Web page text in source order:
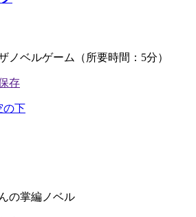
ノベルゲーム（所要時間：5分）
の掌編ノベル